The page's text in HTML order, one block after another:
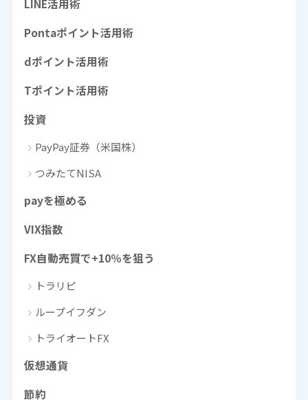
LINE活用術
Pontaポイント活用術
dポイント活用術
Tポイント活用術
投資
PayPay証券（米国株）
つみたてNISA
payを極める
VIX指数
FX自動売買で+10％を狙う
トラリピ
ループイフダン
トライオートFX
仮想通貨
節約